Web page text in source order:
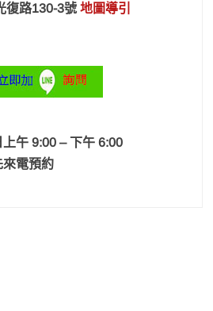
復路130-3號地圖導引
午 9:00 – 下午 6:00
來電預約